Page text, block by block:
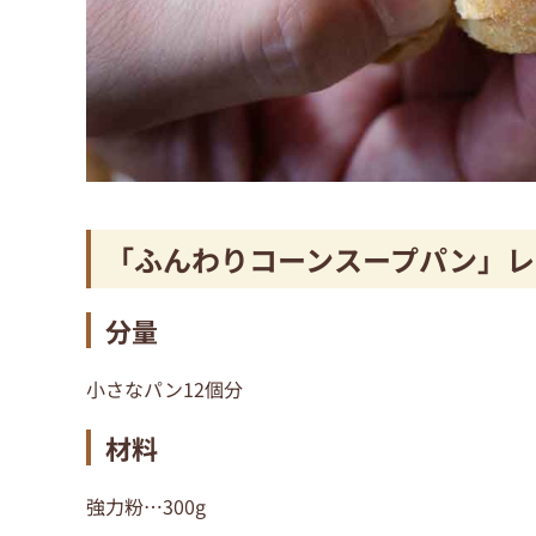
「ふんわりコーンスープパン」
分量
小さなパン12個分
材料
強力粉…300g